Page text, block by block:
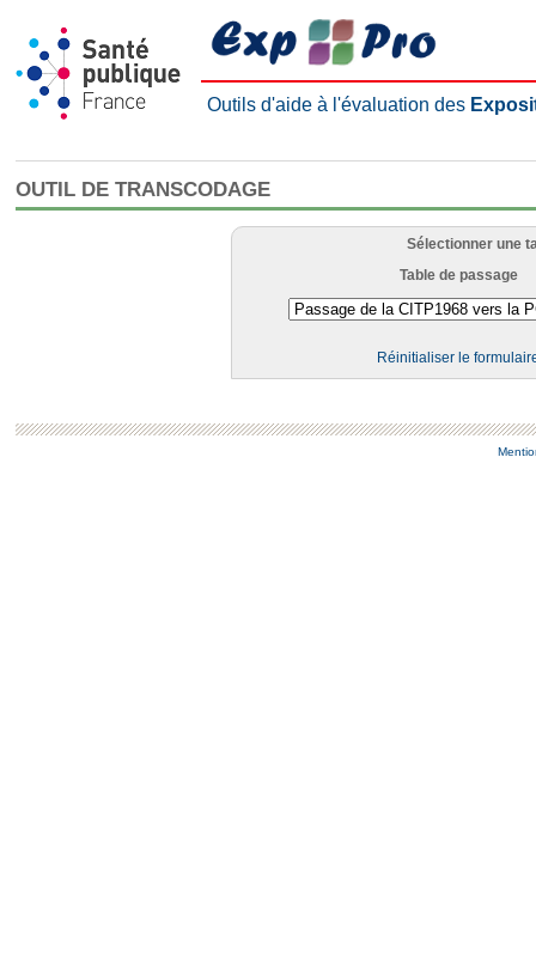
Outils d'aide à l'évaluation des
OUTIL DE TRANSCODAGE
Sélectionner une
Table de passage
Réinitialiser le